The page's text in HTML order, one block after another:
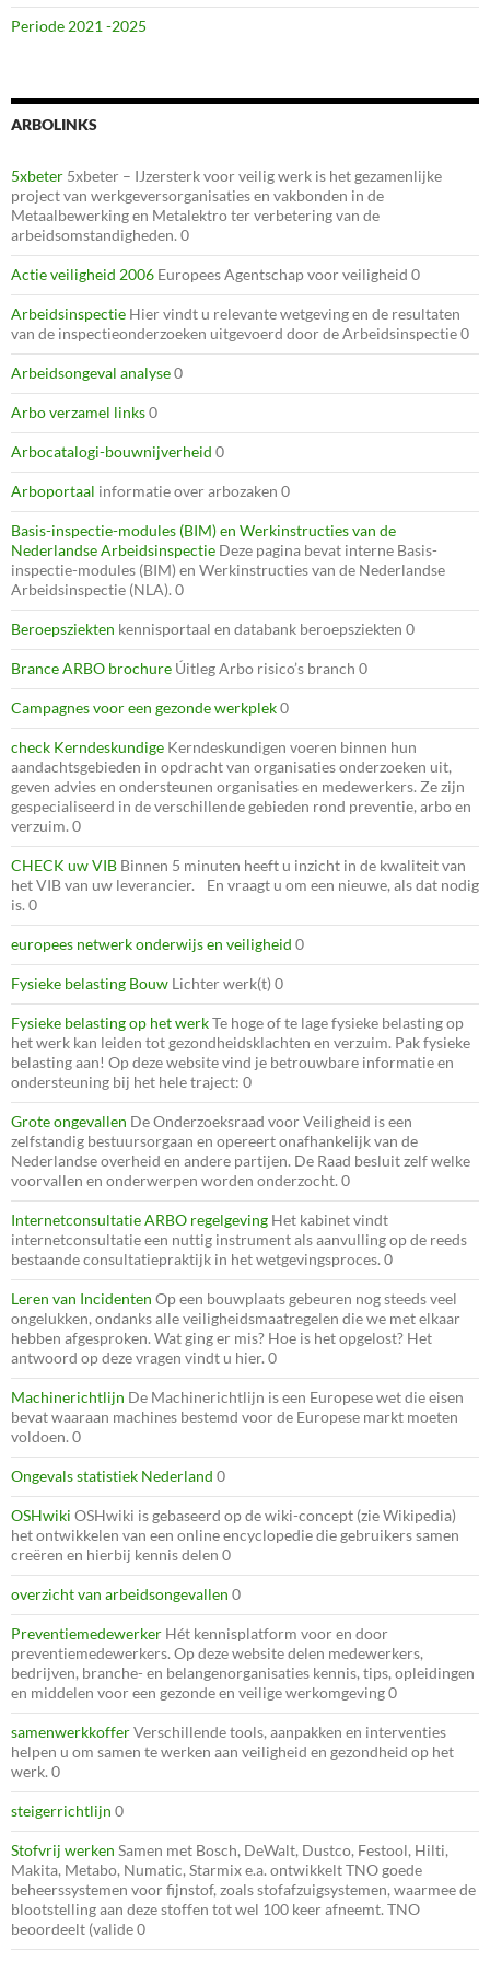
Periode 2021 -2025
ARBOLINKS
5xbeter 5xbeter – IJzersterk voor veilig werk is het gezamenlijke
project van werkgeversorganisaties en vakbonden in de
Metaalbewerking en Metalektro ter verbetering van de
arbeidsomstandigheden. 0
Actie veiligheid 2006 Europees Agentschap voor veiligheid 0
Arbeidsinspectie Hier vindt u relevante wetgeving en de resultaten
van de inspectieonderzoeken uitgevoerd door de Arbeidsinspectie 0
Arbeidsongeval analyse0
Arbo verzamel links0
Arbocatalogi-bouwnijverheid 0
Arboportaal informatie over arbozaken 0
Basis-inspectie-modules (BIM) en Werkinstructies van de
Nederlandse Arbeidsinspectie Deze pagina bevat interne Basis-
inspectie-modules (BIM) en Werkinstructies van de Nederlandse
Arbeidsinspectie (NLA). 0
Beroepsziekten kennisportaal en databank beroepsziekten 0
Brance ARBO brochure Úitleg Arbo risico’s branch 0
Campagnes voor een gezonde werkplek0
check Kerndeskundige Kerndeskundigen voeren binnen hun
aandachtsgebieden in opdracht van organisaties onderzoeken uit,
geven advies en ondersteunen organisaties en medewerkers. Ze zijn
gespecialiseerd in de verschillende gebieden rond preventie, arbo en
verzuim. 0
CHECK uw VIB Binnen 5 minuten heeft u inzicht in de kwaliteit van
het VIB van uw leverancier. En vraagt u om een nieuwe, als dat nodig
is. 0
europees netwerk onderwijs en veiligheid 0
Fysieke belasting Bouw Lichter werk(t) 0
Fysieke belasting op het werkTe hoge of te lage fysieke belasting op
het werk kan leiden tot gezondheidsklachten en verzuim. Pak fysieke
belasting aan! Op deze website vind je betrouwbare informatie en
ondersteuning bij het hele traject: 0
Grote ongevallen De Onderzoeksraad voor Veiligheid is een
zelfstandig bestuursorgaan en opereert onafhankelijk van de
Nederlandse overheid en andere partijen. De Raad besluit zelf welke
voorvallen en onderwerpen worden onderzocht. 0
Internetconsultatie ARBO regelgeving Het kabinet vindt
internetconsultatie een nuttig instrument als aanvulling op de reeds
bestaande consultatiepraktijk in het wetgevingsproces. 0
Leren van Incidenten Op een bouwplaats gebeuren nog steeds veel
ongelukken, ondanks alle veiligheidsmaatregelen die we met elkaar
hebben afgesproken. Wat ging er mis? Hoe is het opgelost? Het
antwoord op deze vragen vindt u hier. 0
Machinerichtlijn De Machinerichtlijn is een Europese wet die eisen
bevat waaraan machines bestemd voor de Europese markt moeten
voldoen. 0
Ongevals statistiek Nederland 0
OSHwiki OSHwiki is gebaseerd op de wiki-concept (zie Wikipedia)
het ontwikkelen van een online encyclopedie die gebruikers samen
creëren en hierbij kennis delen 0
overzicht van arbeidsongevallen 0
Preventiemedewerker Hét kennisplatform voor en door
preventiemedewerkers. Op deze website delen medewerkers,
bedrijven, branche- en belangenorganisaties kennis, tips, opleidingen
en middelen voor een gezonde en veilige werkomgeving 0
samenwerkkofferVerschillende tools, aanpakken en interventies
helpen u om samen te werken aan veiligheid en gezondheid op het
werk. 0
steigerrichtlijn 0
Stofvrij werken Samen met Bosch, DeWalt, Dustco, Festool, Hilti,
Makita, Metabo, Numatic, Starmix e.a. ontwikkelt TNO goede
beheerssystemen voor fijnstof, zoals stofafzuigsystemen, waarmee de
blootstelling aan deze stoffen tot wel 100 keer afneemt. TNO
beoordeelt (valide 0